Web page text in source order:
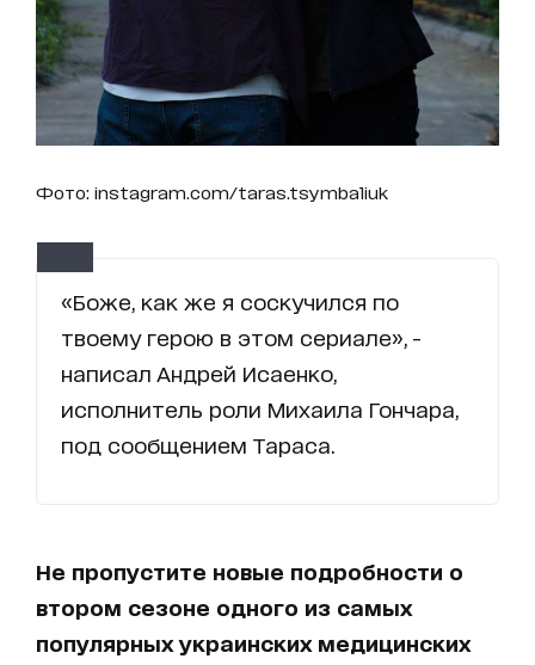
Фото: instagram.com/taras.tsymbaliuk
«Боже, как же я соскучился по
твоему герою в этом сериале», -
написал Андрей Исаенко,
исполнитель роли Михаила Гончара,
под сообщением Тараса.
Не пропустите новые подробности о
втором сезоне одного из самых
популярных украинских медицинских